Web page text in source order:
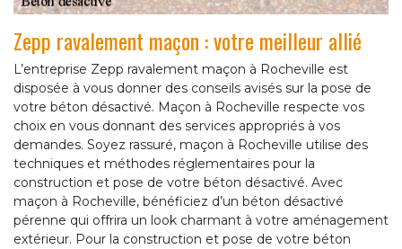
Zepp ravalement maçon : votre meilleur allié
L’entreprise Zepp ravalement maçon à Rocheville est
disposée à vous donner des conseils avisés sur la pose de
votre béton désactivé. Maçon à Rocheville respecte vos
choix en vous donnant des services appropriés à vos
demandes. Soyez rassuré, maçon à Rocheville utilise des
techniques et méthodes réglementaires pour la
construction et pose de votre béton désactivé. Avec
maçon à Rocheville, bénéficiez d’un béton désactivé
pérenne qui offrira un look charmant à votre aménagement
extérieur. Pour la construction et pose de votre béton